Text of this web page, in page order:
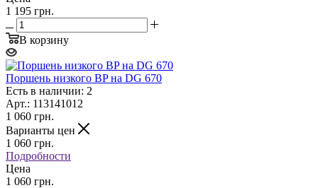
1 195 грн.
В корзину
Поршень низкого BP на DG 670
Есть в наличии: 2
Арт.: 113141012
1 060 грн.
Варианты цен
1 060 грн.
Подробности
Цена
1 060 грн.